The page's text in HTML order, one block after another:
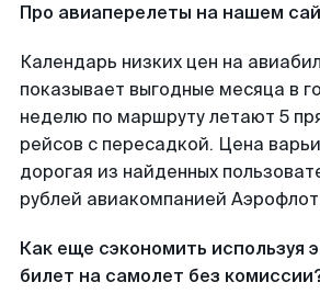
Про авиаперелеты на нашем
Календарь низких цен на
показывает выгодные месяца в
неделю по маршруту летают 5
рейсов с пересадкой. Цена
дорогая из найденных
рублей авиакомпанией
Как еще сэкономить используя
билет на самолет без